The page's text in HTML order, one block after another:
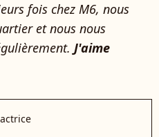
fois chez M6, nous
et nous nous
J'aime